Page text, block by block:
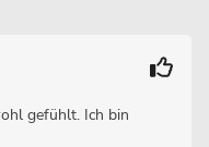
gefühlt. Ich bin